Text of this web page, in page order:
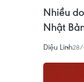
Nhiều
Nhật
Diệu Linh